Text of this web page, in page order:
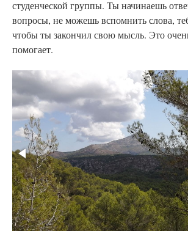
студенческой группы. Ты начинаешь
вопросы, не можешь вспомнить слова,
чтобы ты закончил свою мысль. Это
помогает.